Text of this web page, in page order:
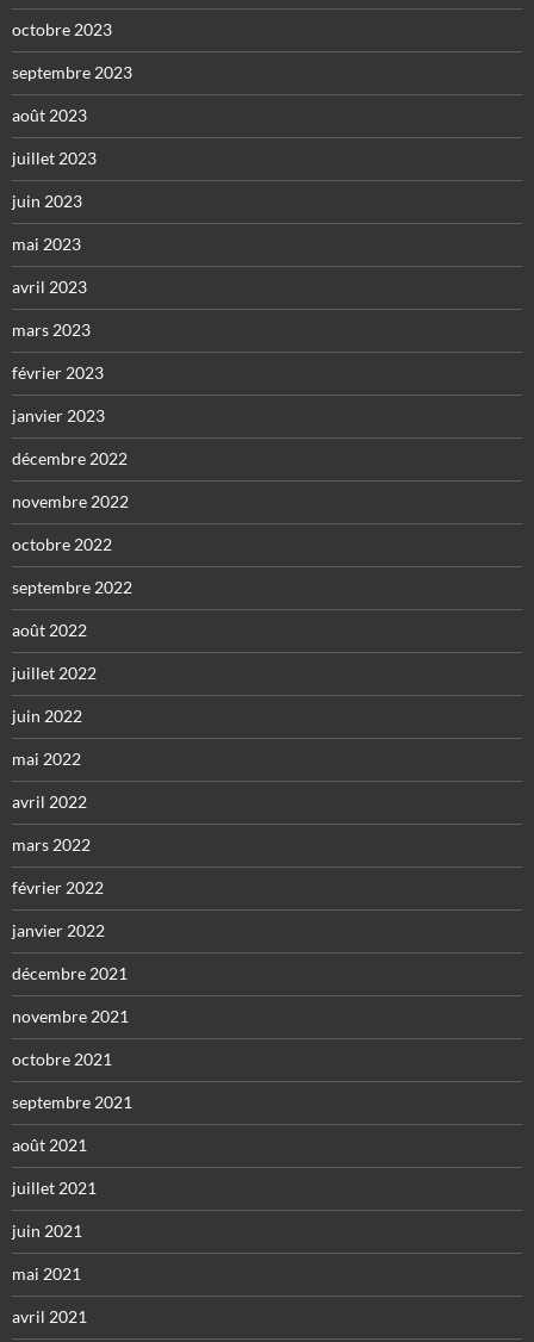
octobre 2023
septembre 2023
août 2023
juillet 2023
juin 2023
mai 2023
avril 2023
mars 2023
février 2023
janvier 2023
décembre 2022
novembre 2022
octobre 2022
septembre 2022
août 2022
juillet 2022
juin 2022
mai 2022
avril 2022
mars 2022
février 2022
janvier 2022
décembre 2021
novembre 2021
octobre 2021
septembre 2021
août 2021
juillet 2021
juin 2021
mai 2021
avril 2021